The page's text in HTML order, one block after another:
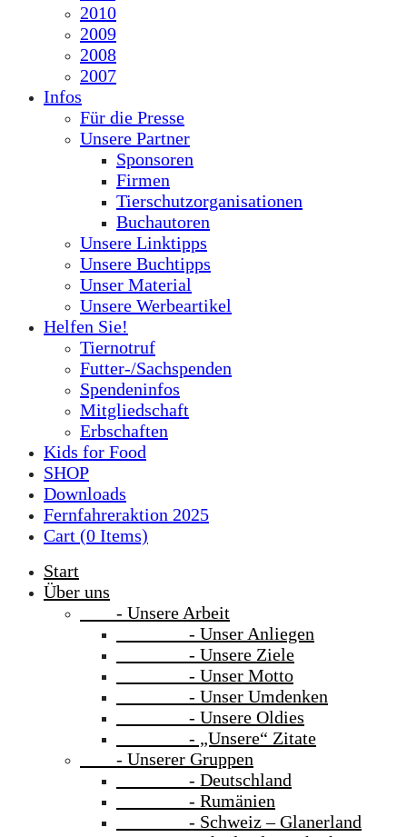
2010
2009
2008
2007
Infos
Für die Presse
Unsere Partner
Sponsoren
Firmen
Tierschutzorganisationen
Buchautoren
Unsere Linktipps
Unsere Buchtipps
Unser Material
Unsere Werbeartikel
Helfen Sie!
Tiernotruf
Futter-/Sachspenden
Spendeninfos
Mitgliedschaft
Erbschaften
Kids for Food
SHOP
Downloads
Fernfahreraktion 2025
Cart (0 Items)
Start
Über uns
- Unsere Arbeit
- Unser Anliegen
- Unsere Ziele
- Unser Motto
- Unser Umdenken
- Unsere Oldies
- „Unsere“ Zitate
- Unserer Gruppen
- Deutschland
- Rumänien
- Schweiz – Glanerland